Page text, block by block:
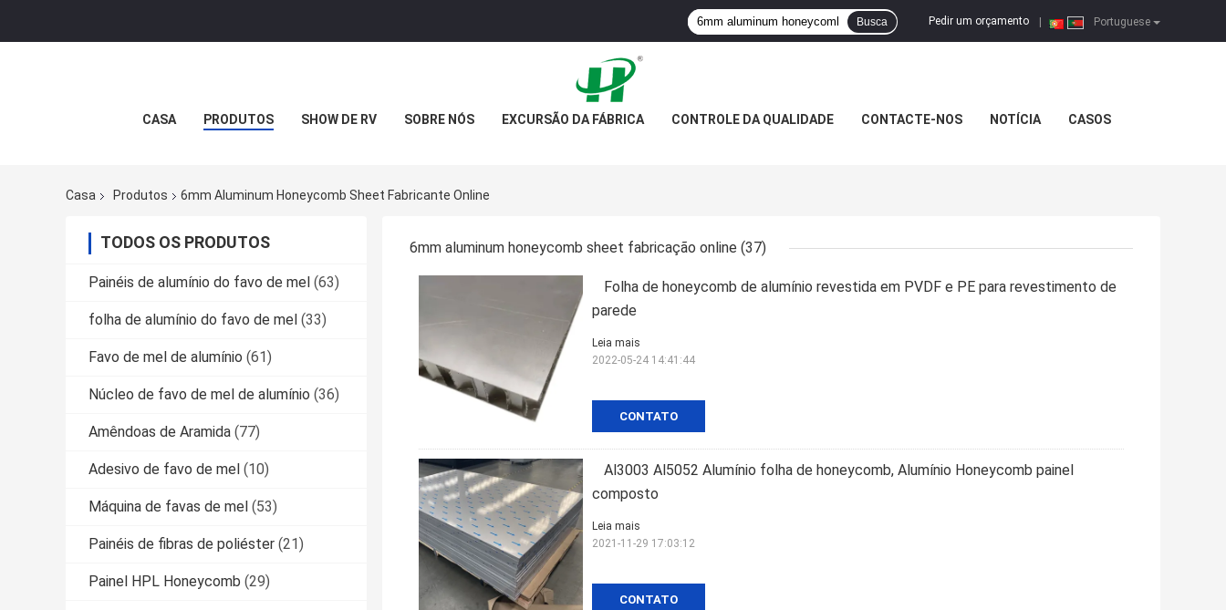
Portuguese
Pedir um orçamento
Busca
CASA PRODUTOS SHOW DE RV SOBRE NÓS EXCURSÃO DA FÁBRICA CONTROLE DA QUALIDADE CONTACTE-NOS NOTÍCIA CASOS
Casa Produtos 6mm Aluminum Honeycomb Sheet Fabricante Online
TODOS OS PRODUTOS
Painéis de alumínio do favo de mel (63)
folha de alumínio do favo de mel (33)
Favo de mel de alumínio (61)
Núcleo de favo de mel de alumínio (36)
Amêndoas de Aramida (77)
Adesivo de favo de mel (10)
Máquina de favas de mel (53)
Painéis de fibras de poliéster (21)
Painel HPL Honeycomb (29)
6mm aluminum honeycomb sheet fabricação online (37)
Folha de honeycomb de alumínio revestida em PVDF e PE para revestimento de
parede
CONTATO
Leia mais
2022-05-24 14:41:44
Al3003 Al5052 Alumínio folha de honeycomb, Alumínio Honeycomb painel
composto
CONTATO
Leia mais
2021-11-29 17:03:12